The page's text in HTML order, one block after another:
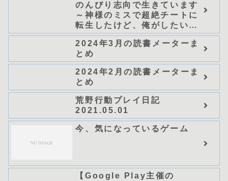
のんびり志向で生きています
～神様のミスで超絶チートに
転生したけど、俺がしたいの
は冒険じゃなくてホワイト商
会の立上げです～（グラスト
ノベルス） (グラスト
NOVELS)/可換環」シリーズ
全巻のあらすじ・感想
2024年3月の読書メーターま
とめ
2024年2月の読書メーターま
とめ
荒野行動プレイ日記
2021.05.01
今、気になっているゲーム
【Google Play主催の